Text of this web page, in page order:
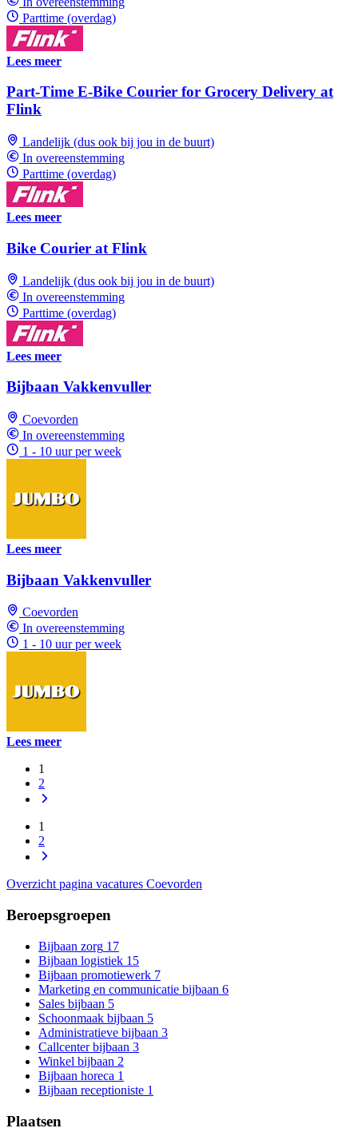
Parttime (overdag)
Lees meer
Part-Time E-Bike Courier for Grocery Delivery at
Flink
Landelijk (dus ook bij jou in de buurt)
In overeenstemming
Parttime (overdag)
Lees meer
Bike Courier at Flink
Landelijk (dus ook bij jou in de buurt)
In overeenstemming
Parttime (overdag)
Lees meer
Bijbaan Vakkenvuller
Coevorden
In overeenstemming
1 - 10 uur per week
Lees meer
Bijbaan Vakkenvuller
Coevorden
In overeenstemming
1 - 10 uur per week
Lees meer
1
2
1
2
Overzicht pagina vacatures Coevorden
Beroepsgroepen
Bijbaan zorg 17
Bijbaan logistiek 15
Bijbaan promotiewerk 7
Marketing en communicatie bijbaan 6
Sales bijbaan 5
Schoonmaak bijbaan 5
Administratieve bijbaan 3
Callcenter bijbaan 3
Winkel bijbaan 2
Bijbaan horeca 1
Bijbaan receptioniste 1
Plaatsen